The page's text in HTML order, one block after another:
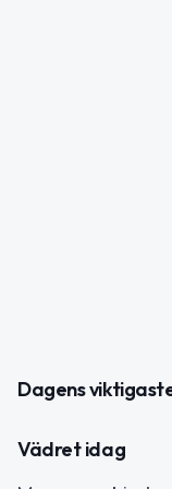
Dagens
Vädret idag